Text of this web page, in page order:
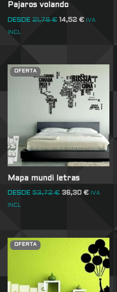
Pajaros volando
DESDE 21,78€ 14,52 € IVA
INCL
OFERTA
Mapa mundi letras
DESDE 53,72€ 36,30 € IVA
INCL
OFERTA